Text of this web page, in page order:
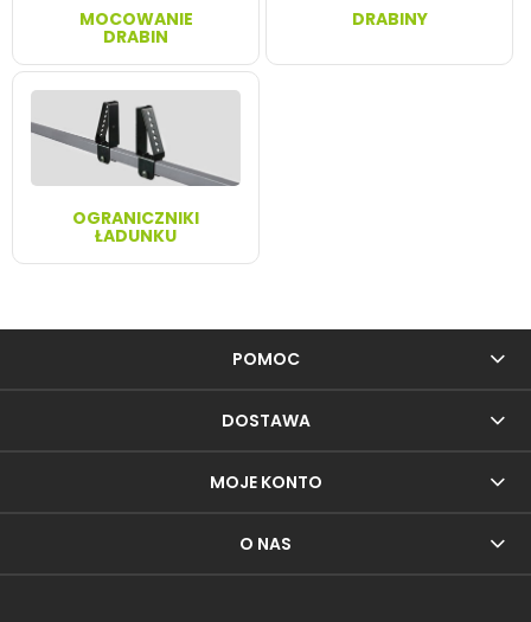
MOCOWANIE
DRABIN
DRABINY
OGRANICZNIKI
ŁADUNKU
POMOC
DOSTAWA
MOJE KONTO
O NAS